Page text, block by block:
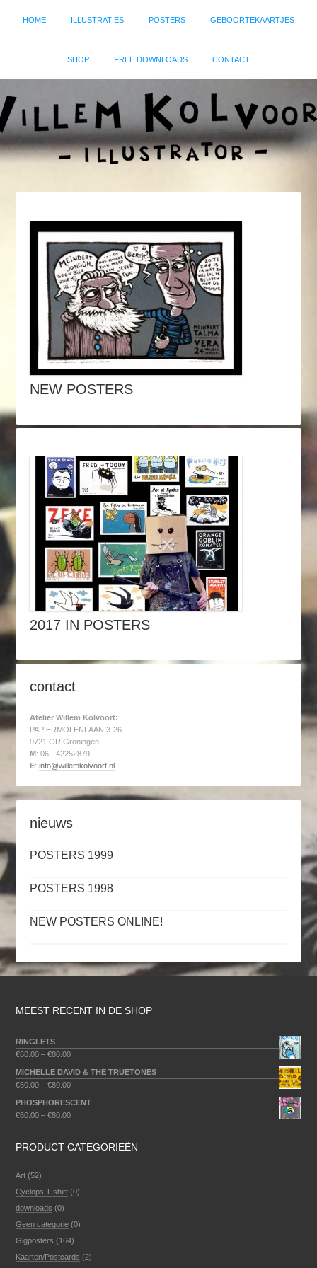
HOME ILLUSTRATIES POSTERS GEBOORTEKAARTJES
SHOP FREE DOWNLOADS CONTACT
NEW POSTERS
2017 IN POSTERS
contact
Atelier Willem Kolvoort:
PAPIERMOLENLAAN 3-26
9721 GR Groningen
M: 06 - 42252879
E:info@willemkolvoort.nl
nieuws
POSTERS 1999
POSTERS 1998
NEW POSTERS ONLINE!
MEEST RECENT IN DE SHOP
RINGLETS
€60.00 –€80.00
MICHELLE DAVID & THE TRUETONES
€60.00 –€80.00
PHOSPHORESCENT
€60.00 –€80.00
PRODUCT CATEGORIEËN
Art (52)
Cyclops T-shirt (0)
downloads (0)
Geen categorie (0)
Gigposters (164)
Kaarten/Postcards (2)